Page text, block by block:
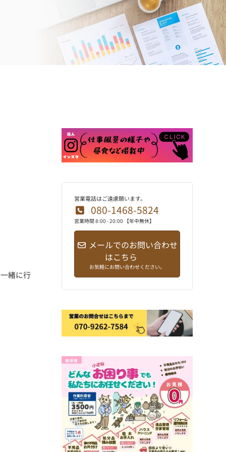
緒に行
営業電話はご遠慮願います。
080-1468-5824
営業時間 8:00 - 20:00 【年中無休】
メールでのお問い合わせ
はこちら
お気軽にお問い合わせください。